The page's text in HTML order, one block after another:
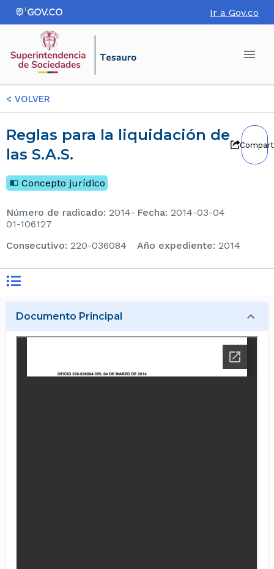
Ir a Gov.co
< VOLVER
Reglas para la liquidación de
las S.A.S.
Concepto jurídico
Número de radicado: 2014-
01-106127
Fecha: 2014-03-04
consecutivo: 220-036084 Año expediente: 2014
Documento Principal